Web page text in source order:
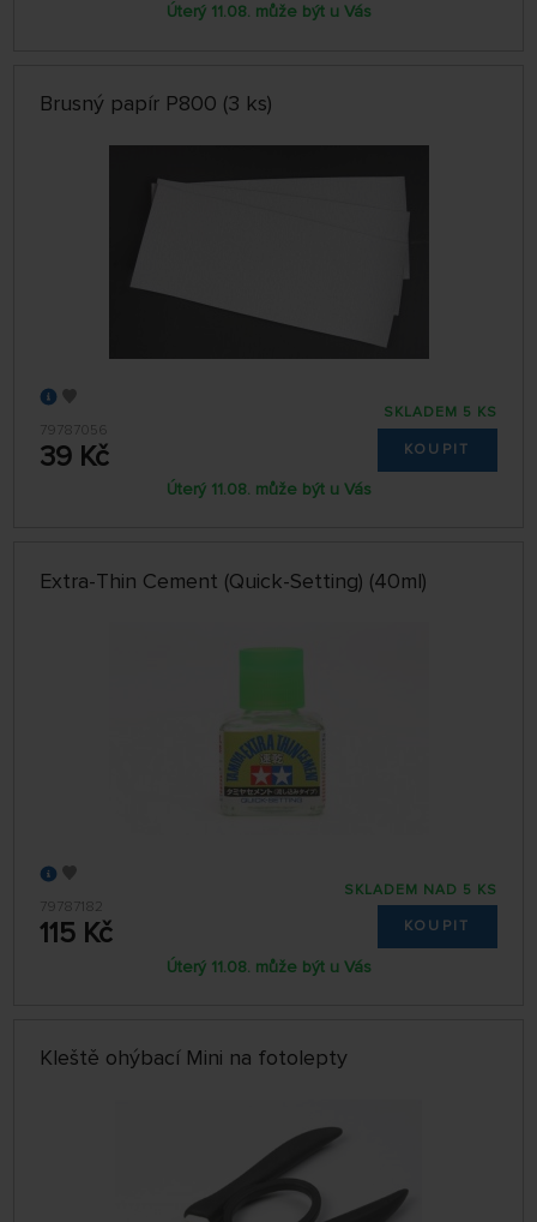
Úterý 11.08. může být u Vás
Brusný papír P800 (3 ks)
79787056
39 Kč
SKLADEM 5 KS
KOUPIT
Úterý 11.08. může být u Vás
Extra-Thin Cement (Quick-Setting) (40ml)
79787182
115 Kč
SKLADEM NAD 5 KS
KOUPIT
Úterý 11.08. může být u Vás
Kleště ohýbací Mini na fotolepty